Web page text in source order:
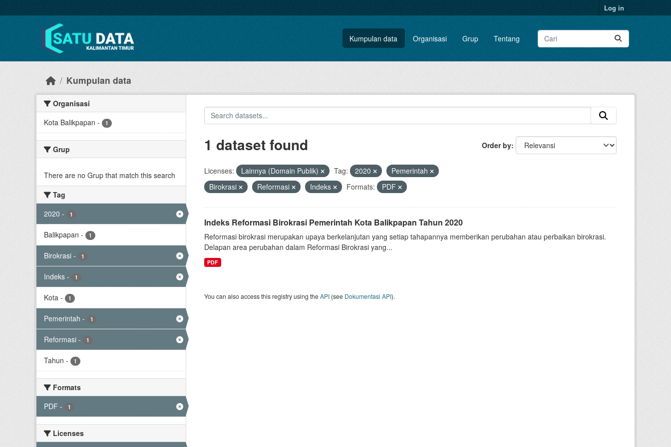
Log in
Kumpulan data Organisasi Grup Tentang
Kumpulan data
Organisasi
Kota Balikpapan - 1
Grup
There are no Grup that match this search
Tag
2020 - 1
Balikpapan - 1
Birokrasi - 1
Indeks - 1
Kota - 1
Pemerintah - 1
Reformasi - 1
Tahun - 1
Formats
PDF - 1
Licenses
Order by
1 dataset found
Licenses: Lainnya (Domain Publik) Tag: 2020
Pemerintah
Birokrasi
Reformasi Indeks Formats: PDF
Indeks Reformasi Birokrasi Pemerintah Kota Balikpapan Tahun 2020
Reformasi birokrasi merupakan upaya berkelanjutan yang setiap tahapannya memberikan perubahan atau perbaikan birokrasi.
Delapan area perubahan dalam Reformasi Birokrasi yang...
PDF
You can also access this registry using theAPI(see Dokumentasi API).